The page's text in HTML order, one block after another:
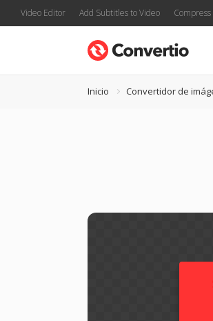
Video Editor Add Subtitles to Video
Inicio Convertidor de